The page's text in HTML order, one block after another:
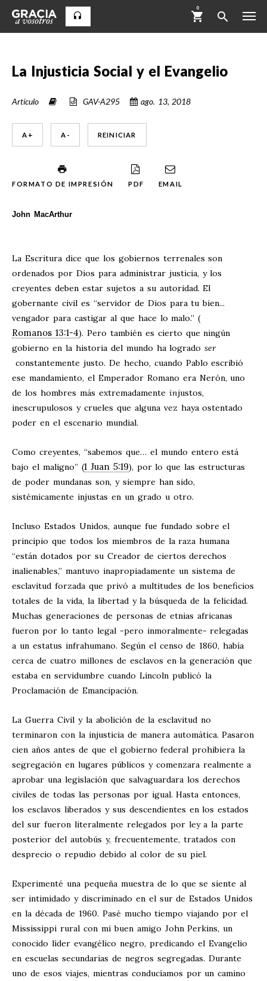
0
La Injusticia Social y el Evangelio
Artículo GAV-A295 ago. 13, 2018
A + A - REINICIAR
FORMATO DE IMPRESIÓN PDF EMAIL
John MacArthur
La Escritura dice que los gobiernos terrenales son
ordenados por Dios para administrar justicia, y los
creyentes deben estar sujetos a su autoridad. El
gobernante civil es “servidor de Dios para tu bien...
vengador para castigar al que hace lo malo.” (
Romanos 13:1-4). Pero también es cierto que ningún
gobierno en la historia del mundo ha logradoser
constantemente justo. De hecho, cuando Pablo escribió
ese mandamiento, el Emperador Romano era Nerón, uno
de los hombres más extremadamente injustos,
inescrupulosos y crueles que alguna vez haya ostentado
poder en el escenario mundial.
Como creyentes, “sabemos que… el mundo entero está
bajo el maligno” (1 Juan 5:19), por lo que las estructuras
de poder mundanas son, y siempre han sido,
sistémicamente injustas en un grado u otro.
Incluso Estados Unidos, aunque fue fundado sobre el
principio que todos los miembros de la raza humana
“están dotados por su Creador de ciertos derechos
inalienables,” mantuvo inapropiadamente un sistema de
esclavitud forzada que privó a multitudes de los beneficios
totales de la vida, la libertad y la búsqueda de la felicidad.
Muchas generaciones de personas de etnias africanas
fueron por lo tanto legal -pero inmoralmente- relegadas
a un estatus infrahumano. Según el censo de 1860, había
cerca de cuatro millones de esclavos en la generación que
estaba en servidumbre cuando Lincoln publicó la
Proclamación de Emancipación.
La Guerra Civil y la abolición de la esclavitud no
terminaron con la injusticia de manera automática. Pasaron
cien años antes de que el gobierno federal prohibiera la
segregación en lugares públicos y comenzara realmente a
aprobar una legislación que salvaguardara los derechos
civiles de todas las personas por igual. Hasta entonces,
los esclavos liberados y sus descendientes en los estados
del sur fueron literalmente relegados por ley a la parte
posterior del autobús y, frecuentemente, tratados con
desprecio o repudio debido al color de su piel.
Experimenté una pequeña muestra de lo que se siente al
ser intimidado y discriminado en el sur de Estados Unidos
en la década de 1960. Pasé mucho tiempo viajando por el
Mississippi rural con mi buen amigo John Perkins, un
conocido líder evangélico negro, predicando el Evangelio
en escuelas secundarias de negros segregadas. Durante
uno de esos viajes, mientras conducíamos por un camino